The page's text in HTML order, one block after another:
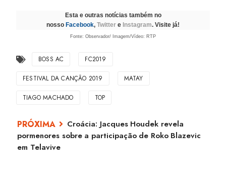
Esta e outras notícias também no
nosso Facebook, Twitter e Instagram. Visite já!
Fonte: Observador/ Imagem/Vídeo: RTP
BOSS AC FC2019
FESTIVAL DA CANÇÃO 2019 MATAY
TIAGO MACHADO TOP
Croácia: Jacques Houdek revela
pormenores sobre a participação de Roko Blazevic
em Telavive